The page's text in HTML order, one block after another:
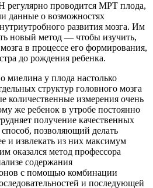
проводится МРТ плода,
данные о возможностях
развития мозга. Им
новый метод — чтобы изучить,
в процессе его формирования,
до рождения ребенка.
миелина у плода настолько
структур головного мозга
количественные измерения очень
же ребенок в утробе постоянно
получение качественных
позволяющий делать
и извлекать из них максимум
оказался метод профессора
содержания
с помощью комбинации
и последующей